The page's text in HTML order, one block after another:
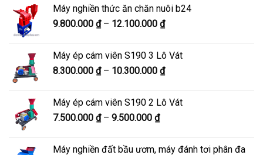
5.900.000 ₫
đến
Máy nghiền thức ăn chăn nuôi b24
9.800.000 ₫ – 12.100.000 ₫Khoảng
9.800.000 ₫
đến
Máy ép cám viên S190 3 Lô Vát
8.300.000 ₫ – 10.300.000 ₫Khoảng
8.300.000 ₫
Máy ép cám viên S190 2 Lô Vát
7.500.000 ₫ – 9.500.000 ₫Khoảng
Máy nghiền đất bầu ươm, máy đánh tơi phân đa